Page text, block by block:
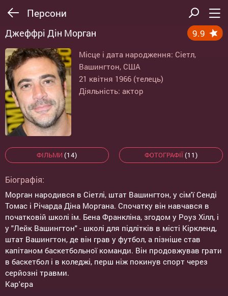
Персони
Джеффрі Дін Морган 9.9
Місце і дата народження: Сіетл,
Вашингтон, США
21 квітня 1966 (телець)
Діяльність: актор
ФІЛЬМИ (14) ФОТОГРАФІЇ(11)
Біографія:
Морган народився в Сіетлі, штат Вашингтон, у сім'ї Сенді
Томас і Річарда Діна Моргана. Спочатку він навчався в
початковій школі ім. Бена Франкліна, згодом у Роуз Хілл, і
у "Лейк Вашингтон" - школі для підлітків в місті Кіркленд,
штат Вашингтон, де він грав у футбол, а пізніше став
капітаном баскетбольної команди. Він продовжував грати
в баскетбол і в коледжі, перш ніж покинув спорт через
серйозні травми.
Кар'єра